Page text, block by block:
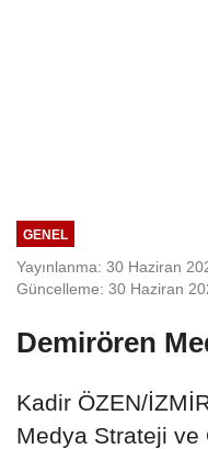
GENEL
Yayınlanma: 30 Haziran
Güncelleme: 30 Haziran
Demirören
Kadir ÖZEN/
Medya Strateji ve